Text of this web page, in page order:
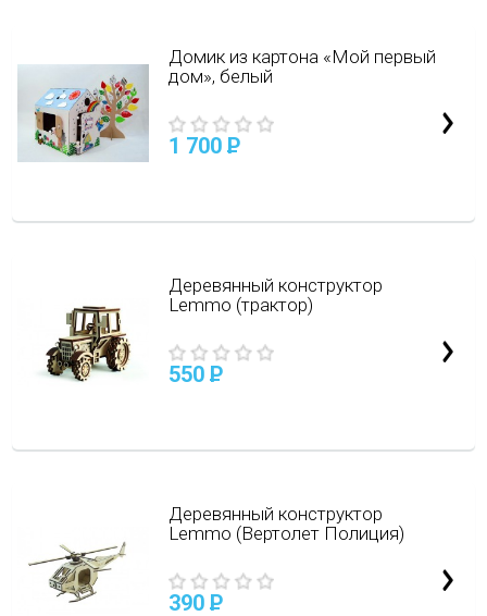
Домик из картона «Мой первый
дом», белый
1 700 P
Деревянный конструктор
Lemmo (трактор)
550 P
Деревянный конструктор
Lemmo (Вертолет Полиция)
390 P